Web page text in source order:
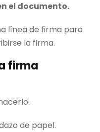
el documento.
línea de firma para
la firma.
firma
de papel.